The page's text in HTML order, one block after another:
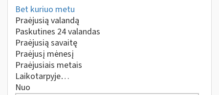
Bet kuriuo metu
Praėjusią valandą
Paskutines 24 valandas
Praėjusią savaitę
Praėjusį mėnesį
Praėjusiais metais
Laikotarpyje…
Nuo